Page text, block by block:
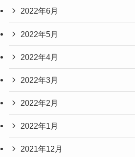
2022年6月
2022年5月
2022年4月
2022年3月
2022年2月
2022年1月
2021年12月